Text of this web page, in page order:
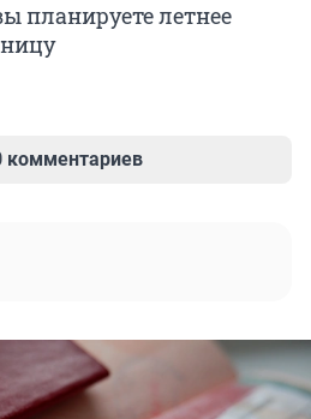
планируете летнее
комментариев